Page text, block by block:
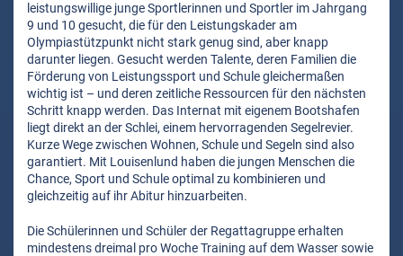
leistungswillige junge Sportlerinnen und Sportler im Jahrgang
9 und 10 gesucht, die für den Leistungskader am
Olympiastützpunkt nicht stark genug sind, aber knapp
darunter liegen. Gesucht werden Talente, deren Familien die
Förderung von Leistungssport und Schule gleichermaßen
wichtig ist – und deren zeitliche Ressourcen für den nächsten
Schritt knapp werden. Das Internat mit eigenem Bootshafen
liegt direkt an der Schlei, einem hervorragenden Segelrevier.
Kurze Wege zwischen Wohnen, Schule und Segeln sind also
garantiert. Mit Louisenlund haben die jungen Menschen die
Chance, Sport und Schule optimal zu kombinieren und
gleichzeitig auf ihr Abitur hinzuarbeiten.
Die Schülerinnen und Schüler der Regattagruppe erhalten
mindestens dreimal pro Woche Training auf dem Wasser sowie